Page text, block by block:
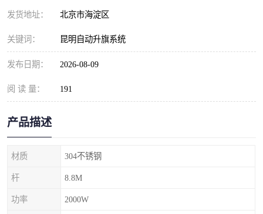
发货地址： 北京市海淀区
关键词： 昆明自动升旗系统
发布日期： 2026-08-09
阅 读 量： 191
产品描述
材质 304不锈钢
杆 8.8M
功率 2000W